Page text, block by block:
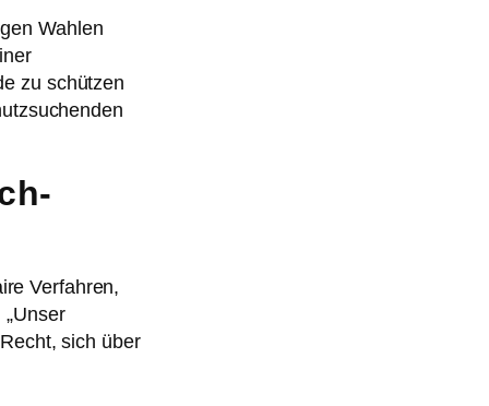
Wahlen
zu schützen
Verfahren,
sich über